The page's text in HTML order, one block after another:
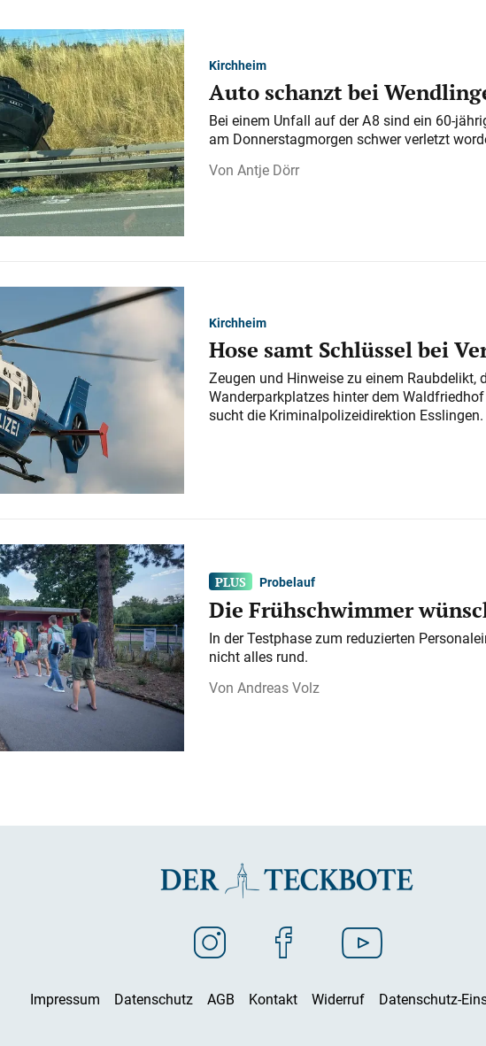
Kirchheim
Auto schanzt bei
Bei einem Unfall auf der A 8 sind ein 60-
am Donnerstagmorgen schwer verletzt
Antje Dörr
Kirchheim
Hose samt Schlüssel bei
Zeugen und Hinweise zu einem
Wanderparkplatzes hinter dem
sucht die Kriminalpolizeidirektion Esslingen.
Probelauf
Die Frühschwimmer
In der Testphase zum reduzierten
nicht alles rund.
Andreas Volz
Impressum Datenschutz AGB Kontakt Widerruf Datenschutz-